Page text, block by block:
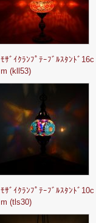
ﾓｻﾞｲｸﾗﾝﾌﾟﾃｰﾌﾞﾙｽﾀﾝﾄﾞ16c
m (kll53)
ﾓｻﾞｲｸﾗﾝﾌﾟﾃｰﾌﾞﾙｽﾀﾝﾄﾞ10c
m (tls30)